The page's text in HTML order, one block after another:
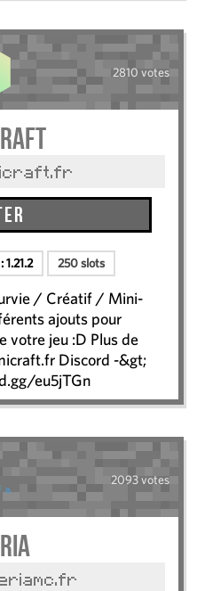
2810 votes
1.21.2 250 slots
/ Créatif / Mini-
ajouts pour
votre jeu :D Plus de
Discord -&gt;
eu5jTGn
2093 votes